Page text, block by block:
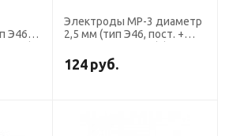
Электроды МР-3 диаметр
2,5 мм (тип Э46, пост. +
кг, ЛЭЗ)
124 руб.